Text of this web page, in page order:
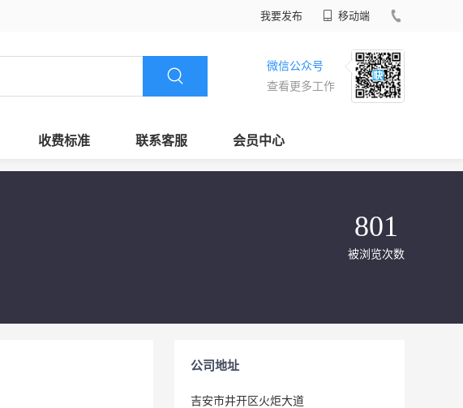
我要发布 移动端
微信公众号
查看更多工作
收费标准 联系客服 会员中心
801
被浏览次数
公司地址
吉安市井开区火炬大道